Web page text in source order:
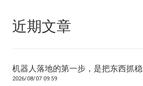
近期文章
机器人落地的第一步，是把东西抓稳
2026/08/07 09:59